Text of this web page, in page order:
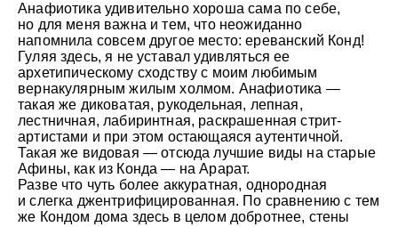
© Андрей Иванов
Анафиотика удивительно хороша сама по себе,
но для меня важна и тем, что неожиданно
напомнила совсем другое место: ереванский Конд!
Гуляя здесь, я не уставал удивляться ее
архетипическому сходству с моим любимым
вернакулярным жилым холмом. Анафиотика —
такая же диковатая, рукодельная, лепная,
лестничная, лабиринтная, раскрашенная стрит-
артистами и при этом остающаяся аутентичной.
Такая же видовая — отсюда лучшие виды на старые
Афины, как из Конда — на Арарат.
Разве что чуть более аккуратная, однородная
и слегка джентрифицированная. По сравнению с тем
же Кондом дома здесь в целом добротнее, стены